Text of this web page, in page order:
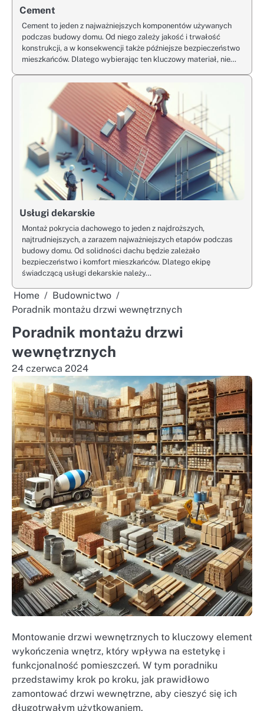
Cement
Cement to jeden z najważniejszych komponentów używanych
podczas budowy domu. Od niego zależy jakość i trwałość
konstrukcji, a w konsekwencji także późniejsze bezpieczeństwo
mieszkańców. Dlatego wybierając ten kluczowy materiał, nie…
Usługi dekarskie
Montaż pokrycia dachowego to jeden z najdroższych,
najtrudniejszych, a zarazem najważniejszych etapów podczas
budowy domu. Od solidności dachu będzie zależało
bezpieczeństwo i komfort mieszkańców. Dlatego ekipę
świadczącą usługi dekarskie należy…
Home
Budownictwo
Poradnik montażu drzwi wewnętrznych
Poradnik montażu drzwi
wewnętrznych
24 czerwca 2024
Montowanie drzwi wewnętrznych to kluczowy element
wykończenia wnętrz, który wpływa na estetykę i
funkcjonalność pomieszczeń. W tym poradniku
przedstawimy krok po kroku, jak prawidłowo
zamontować drzwi wewnętrzne, aby cieszyć się ich
długotrwałym użytkowaniem.